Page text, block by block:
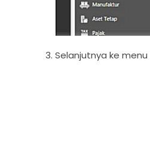
Selanjutnya ke menu